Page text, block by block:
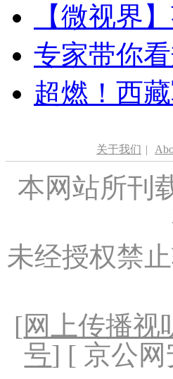
【微视界
专家带你
超燃！西
关于我们 |
本网站所刊
未经授权禁
[网上传播视
号] [ 京公网